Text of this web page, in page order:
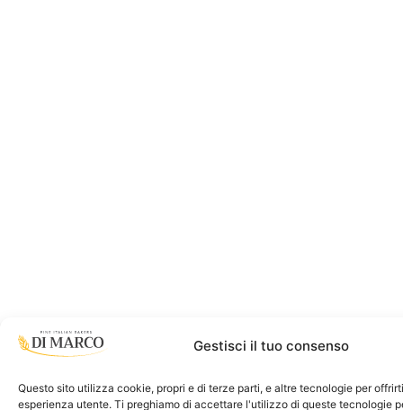
Gestisci il tuo consenso
Questo sito utilizza cookie, propri e di terze parti, e altre tecnologie per
esperienza utente. Ti preghiamo di accettare l'utilizzo di queste tecnologie